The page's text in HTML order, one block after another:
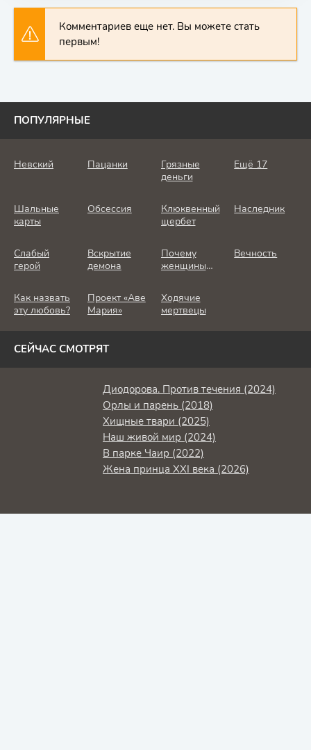
Комментариев еще нет. Вы можете стать
первым!
ПОПУЛЯРНЫЕ
Невский Пацанки
Грязные
деньги
Ещё 17
Шальные
карты
Обсессия
Клюквенный
щербет
Наследник
Слабый
герой
Вскрытие
демона
Почему
женщины
Вечность
Как назвать
эту любовь?
Проект «Аве
Мария»
Ходячие
мертвецы
СЕЙЧАС СМОТРЯТ
Диодорова. Против течения (2024)
Орлы и парень (2018)
Хищные твари (2025)
Наш живой мир (2024)
В парке Чаир (2022)
Жена принца XXI века (2026)